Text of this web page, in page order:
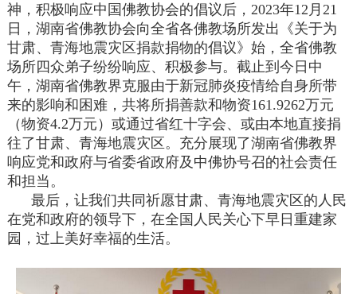
神，积极响应中国佛教协会的倡议后，2023年12月21
日，湖南省佛教协会向全省各佛教场所发出《关于为
甘肃、青海地震灾区捐款捐物的倡议》始，全省佛教
场所四众弟子纷纷响应、积极参与。截止到今日中
午，湖南省佛教界克服由于新冠肺炎疫情给自身所带
来的影响和困难，共将所捐善款和物资161.9262万元
（物资4.2万元）或通过省红十字会、或由本地直接捐
往了甘肃、青海地震灾区。充分展现了湖南省佛教界
响应党和政府与省委省政府及中佛协号召的社会责任
和担当。
最后，让我们共同祈愿甘肃、青海地震灾区的人民
在党和政府的领导下，在全国人民关心下早日重建家
园，过上美好幸福的生活。